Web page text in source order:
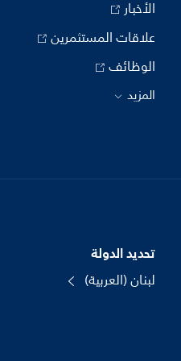
الأخبار
علاقات المستثمرين
الوظائف
المزيد
تحديد الدولة
لبنان (العربية)